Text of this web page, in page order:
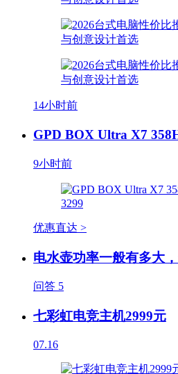
14小时前
GPD BOX Ultra X7
9小时前
优惠直达 >
电水壶功率一般有多大
问答 5
七彩虹电竞主机2999元
07.16